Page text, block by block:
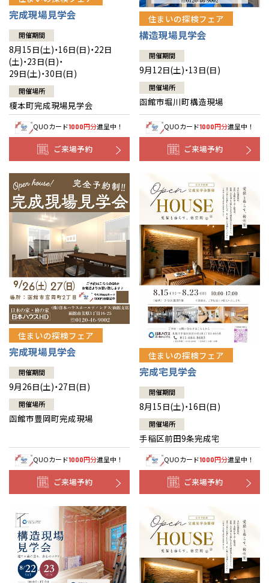
完成現場見学会
開催期間
8月15日(土)・16日(日)・22日
(土)・23日(日)・
29日(土)・30日(日)
開催場所
榎本町完成現場見学会
QUOカード1000円分進呈中！
ご来場予約
住まいの探検フェア
構造現場見学会
開催期間
9月12日(土)・13日(日)
開催場所
函館市堀川町構造現場
QUOカード1000円分進呈中！
ご来場予約
住まいの探検フェア
完成現場見学会
開催期間
9月26日(土)・27日(日)
開催場所
函館市豊岡町完成現場
QUOカード1000円分進呈中！
ご来場予約
住まいの探検フェア
完成宅見学会
開催期間
8月15日(土)・16日(日)
開催場所
手稲区前田9条完成宅
QUOカード1000円分進呈中！
ご来場予約
全国の展示場
お近くのイベント